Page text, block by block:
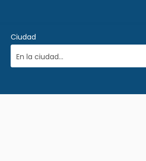
Ciudad
En la ciudad...